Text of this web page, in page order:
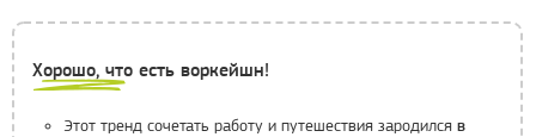
Хорошо, что есть воркейшн!
Этот тренд сочетать работу и путешествия зародился в